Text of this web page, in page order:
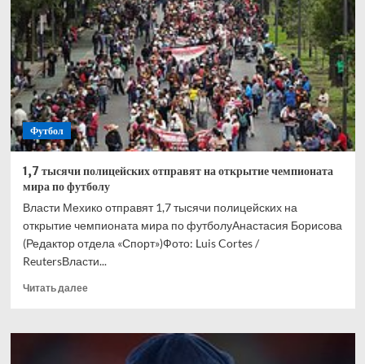
для
посещения
чемпионата
мира
по
футболу
Футбол
1,7 тысячи полицейских отправят на открытие чемпионата
мира по футболу
Власти Мехико отправят 1,7 тысячи полицейских на
открытие чемпионата мира по футболуАнастасия Борисова
(Редактор отдела «Спорт»)Фото: Luis Cortes /
ReutersВласти...
Читать далееПрочитать
1,7